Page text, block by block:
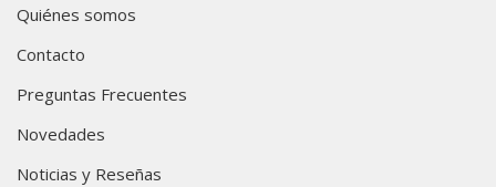
Quiénes somos
Contacto
Preguntas Frecuentes
Novedades
Noticias y Reseñas